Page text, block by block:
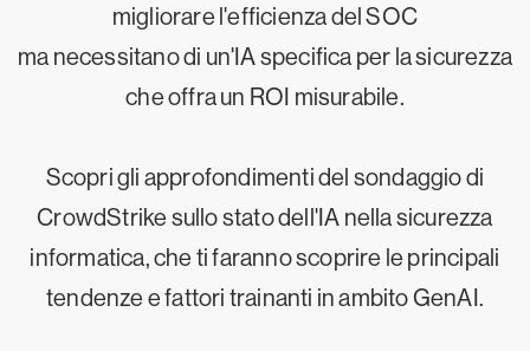
migliorare l'efficienza del SOC
ma necessitano di un'IA specifica per la sicurezza
che offra un ROI misurabile.
Scopri gli approfondimenti del sondaggio di
CrowdStrike sullo stato dell'IA nella sicurezza
informatica, che ti faranno scoprire le principali
tendenze e fattori trainanti in ambito GenAI.